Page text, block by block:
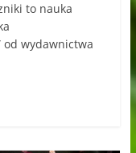
to nauka
od wydawnictwa